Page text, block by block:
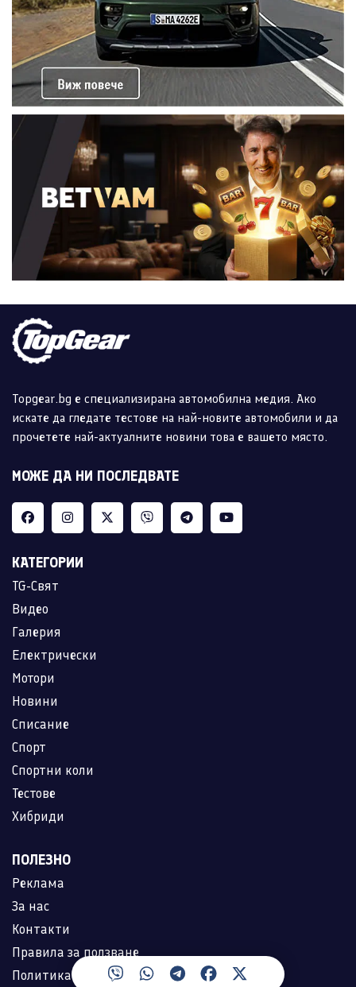
Topgear.bg е специализирана автомобилна медия. Ако
искате да гледате тестове на най-новите автомобили и да
прочетете най-актуалните новини това е вашето място.
МОЖЕ ДА НИ ПОСЛЕДВАТЕ
КАТЕГОРИИ
TG-Свят
Видео
Галерия
Електрически
Мотори
Новини
Списание
Спорт
Спортни коли
Тестове
Хибриди
ПОЛЕЗНО
Реклама
За нас
Контакти
Правила за ползване
Политика за лични данни